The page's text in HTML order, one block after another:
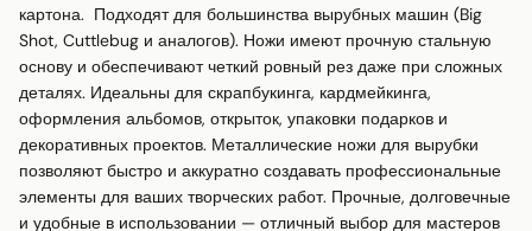
картона.  Подходят для большинства вырубных машин (Big
Shot, Cuttlebug и аналогов). Ножи имеют прочную стальную
основу и обеспечивают четкий ровный рез даже при сложных
деталях. Идеальны для скрапбукинга, кардмейкинга,
оформления альбомов, открыток, упаковки подарков и
декоративных проектов. Металлические ножи для вырубки
позволяют быстро и аккуратно создавать профессиональные
элементы для ваших творческих работ. Прочные, долговечные
и удобные в использовании — отличный выбор для мастеров